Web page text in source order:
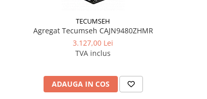
TECUMSEH
Agregat Tecumseh CAJN9480ZHMR
3.127,00 Lei
TVA inclus
ADAUGA IN COS